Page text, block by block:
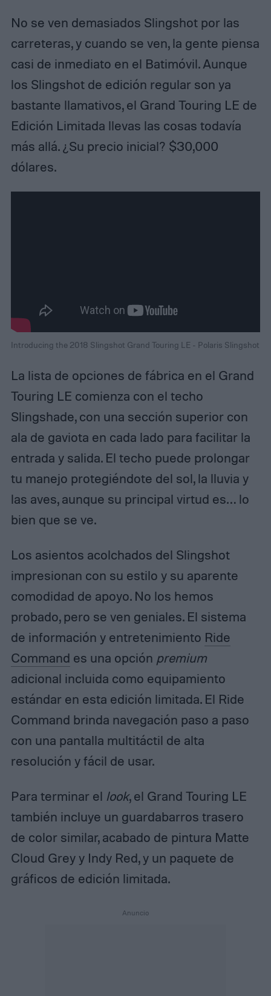
No se ven demasiados Slingshot por las
carreteras, y cuando se ven, la gente piensa
casi de inmediato en el Batimóvil. Aunque
los Slingshot de edición regular son ya
bastante llamativos, el Grand Touring LE de
Edición Limitada llevas las cosas todavía
más allá. ¿Su precio inicial? $30,000
dólares.
Introducing the 2018 Slingshot Grand Touring LE - Polaris Slingshot
La lista de opciones de fábrica en el Grand
Touring LE comienza con el techo
Slingshade, con una sección superior con
ala de gaviota en cada lado para facilitar la
entrada y salida. El techo puede prolongar
tu manejo protegiéndote del sol, la lluvia y
las aves, aunque su principal virtud es… lo
bien que se ve.
Los asientos acolchados del Slingshot
impresionan con su estilo y su aparente
comodidad de apoyo. No los hemos
probado, pero se ven geniales. El sistema
de información y entretenimiento Ride
Command es una opción premium
adicional incluida como equipamiento
estándar en esta edición limitada. El Ride
Command brinda navegación paso a paso
con una pantalla multitáctil de alta
resolución y fácil de usar.
Para terminar el look, el Grand Touring LE
también incluye un guardabarros trasero
de color similar, acabado de pintura Matte
Cloud Grey y Indy Red, y un paquete de
gráficos de edición limitada.